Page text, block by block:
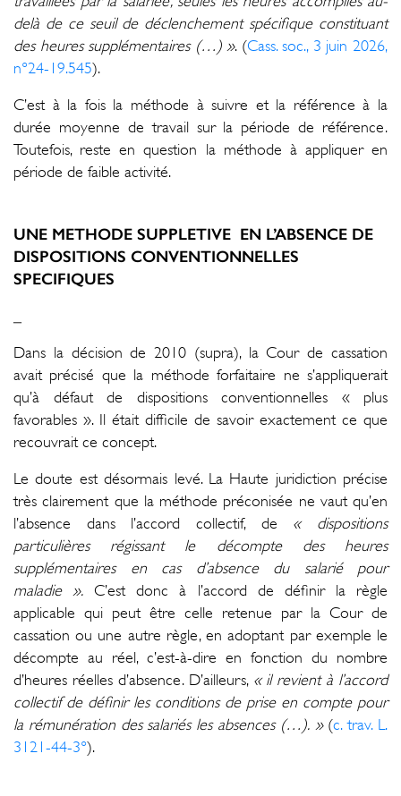
delà de ce seuil de déclenchement spécifique constituant
des heures supplémentaires (…) ». (Cass. soc., 3 juin 2026,
n°24-19.545).
C’est à la fois la méthode à suivre et la référence à la
durée moyenne de travail sur la période de référence.
Toutefois, reste en question la méthode à appliquer en
période de faible activité.
UNE METHODE SUPPLETIVE EN L’ABSENCE DE
DISPOSITIONS CONVENTIONNELLES
SPECIFIQUES
Dans la décision de 2010 (supra), la Cour de cassation
avait précisé que la méthode forfaitaire ne s’appliquerait
qu’à défaut de dispositions conventionnelles « plus
favorables ». Il était difficile de savoir exactement ce que
recouvrait ce concept.
Le doute est désormais levé. La Haute juridiction précise
très clairement que la méthode préconisée ne vaut qu’en
l’absence dans l’accord collectif, de « dispositions
particulières régissant le décompte des heures
supplémentaires en cas d’absence du salarié pour
maladie ». C’est donc à l’accord de définir la règle
applicable qui peut être celle retenue par la Cour de
cassation ou une autre règle, en adoptant par exemple le
décompte au réel, c’est-à-dire en fonction du nombre
d’heures réelles d’absence. D’ailleurs, « il revient à l’accord
collectif de définir les conditions de prise en compte pour
la rémunération des salariés les absences (…). »(c. trav. L.
3121-44-3°).